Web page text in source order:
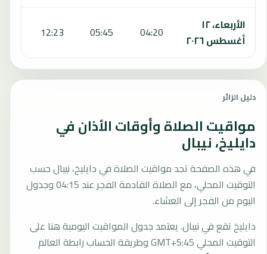
الأربعاء، ١٢
أغسطس ٢٠٢٦
04:20
05:45
12:23
دليل الزائر
مواقيت الصلاة وأوقات الأذان في
دايليخ، نيبال
في هذه الصفحة تجد مواقيت الصلاة في دايليخ، نيبال حسب
التوقيت المحلي، مع الصلاة القادمة الفجر عند 04:15 وجدول
اليوم من الفجر إلى العشاء.
دايليخ تقع في نيبال. يعتمد جدول المواقيت اليومية هنا على
التوقيت المحلي GMT+5:45 وطريقة الحساب رابطة العالم